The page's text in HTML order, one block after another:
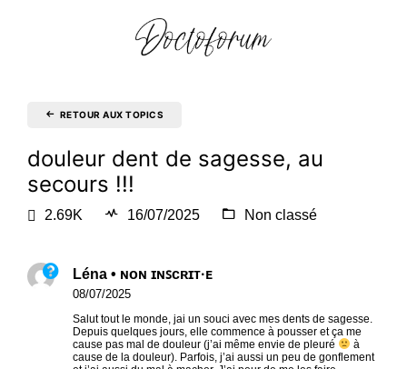
RETOUR AUX TOPICS
douleur dent de sagesse, au
secours !!!
2.69K 16/07/2025 Non classé
Léna • ɴᴏɴ ɪɴꜱᴄʀɪᴛ·ᴇ
08/07/2025
Salut tout le monde, jai un souci avec mes dents de sagesse.
Depuis quelques jours, elle commence à pousser et ça me
cause pas mal de douleur (j’ai même envie de pleuré
à
cause de la douleur). Parfois, j’ai aussi un peu de gonflement